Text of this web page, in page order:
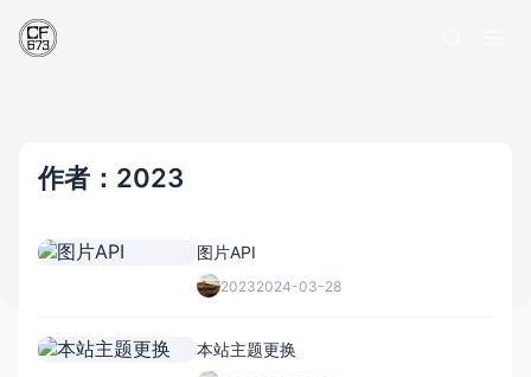
作者：2023
图片API
20232024-03-28
本站主题更换